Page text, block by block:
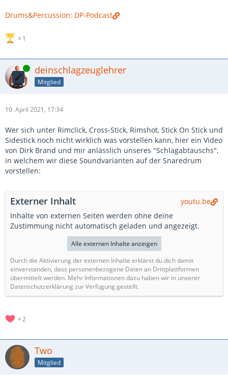
Drums&Percussion: DP-Podcast
1
Online deinschlagzeuglehrer
Mitglied
10. April 2021, 17:34
Wer sich unter Rimclick, Cross-Stick, Rimshot, Stick On Stick und
Sidestick noch nicht wirklich was vorstellen kann, hier ein Video
von Dirk Brand und mir anlässlich unseres "Schlagabtauschs",
in welchem wir diese Soundvarianten auf der Snaredrum
vorstellen:
Externer Inhalt
youtu.be
Inhalte von externen Seiten werden ohne deine
Zustimmung nicht automatisch geladen und angezeigt.
Alle externen Inhalte anzeigen
Durch die Aktivierung der externen Inhalte erklärst du dich damit
einverstanden, dass personenbezogene Daten an Drittplattformen
übermittelt werden. Mehr Informationen dazu haben wir in unserer
Datenschutzerklärung zur Verfügung gestellt.
2
Two
Mitglied